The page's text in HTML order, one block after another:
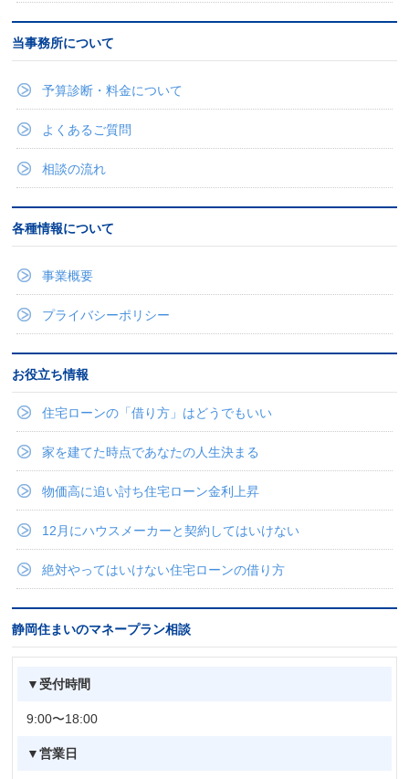
当事務所について
予算診断・料金について
よくあるご質問
相談の流れ
各種情報について
事業概要
プライバシーポリシー
お役立ち情報
住宅ローンの「借り方」はどうでもいい
家を建てた時点であなたの人生決まる
物価高に追い討ち住宅ローン金利上昇
12月にハウスメーカーと契約してはいけない
絶対やってはいけない住宅ローンの借り方
静岡住まいのマネープラン相談
▼受付時間
9:00〜18:00
▼営業日